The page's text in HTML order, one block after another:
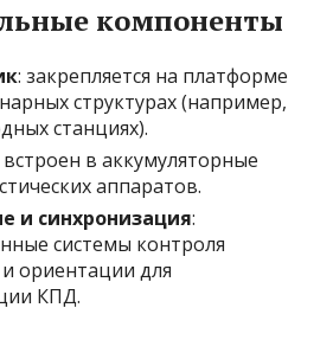
компоненты
: закрепляется на платформе
структурах (например,
станциях).
встроен в аккумуляторные
аппаратов.
и синхронизация:
системы контроля
ориентации для
КПД.